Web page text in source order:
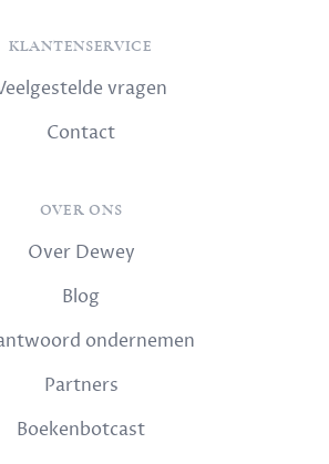
KLANTENSERVICE
vragen
Contact
OVER ONS
Over Dewey
Blog
ondernemen
Partners
Boekenbotcast